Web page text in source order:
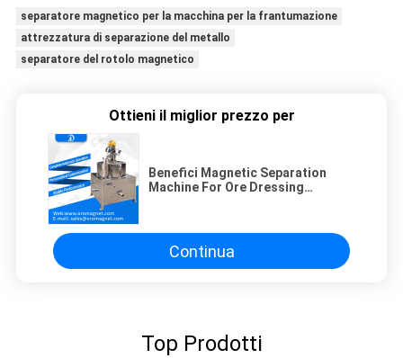
separatore magnetico per la macchina per la frantumazione
attrezzatura di separazione del metallo
separatore del rotolo magnetico
Ottieni il miglior prezzo per
Benefici Magnetic Separation
Machine For Ore Dressing
Continua
Top Prodotti